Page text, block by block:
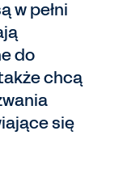
w pełni
do
chcą
się